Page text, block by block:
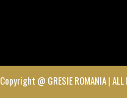
Copyright @ GRESIE ROMANIA |